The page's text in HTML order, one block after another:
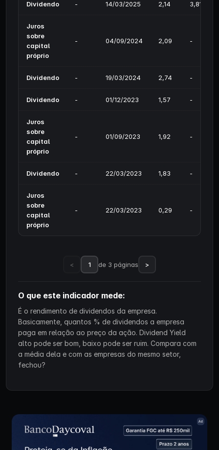
Dividendo - 14/03/2025 2,14 3,81%
Juros
sobre
capital
próprio
- 04/09/2024 2,09 -
Dividendo - 19/03/2024 2,74 -
Dividendo - 01/12/2023 1,57 -
Juros
sobre
capital
próprio
- 01/09/2023 1,92 -
Dividendo - 22/03/2023 1,83 -
Juros
sobre
capital
próprio
- 22/03/2023 0,29 -
< 1 de 3 páginas >
O que este indicador mede:
É o rendimento de dividendos da empresa.
Basicamente, quantos % de dividendos a empresa
paga em relação ao preço da ação. Dividend Yield
alto pode ser bom, baixo pode ser ruim. Compara com
a média dela e com as empresas do mesmo setor,
fechou?